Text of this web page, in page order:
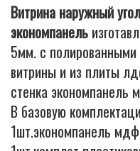
Cigarette
Витрина наружный
экономпанель
5мм. с
витрины и из плиты
стенка
В базовую
1шт.экономпанель